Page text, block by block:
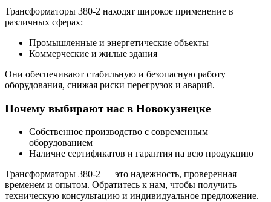
Трансформаторы 380-2 находят широкое применение в
различных сферах:
Промышленные и энергетические объекты
Коммерческие и жилые здания
Они обеспечивают стабильную и безопасную работу
оборудования, снижая риски перегрузок и аварий.
Почему выбирают нас в Новокузнецке
Собственное производство с современным
оборудованием
Наличие сертификатов и гарантия на всю продукцию
Трансформаторы 380-2 — это надежность, проверенная
временем и опытом. Обратитесь к нам, чтобы получить
техническую консультацию и индивидуальное предложение.